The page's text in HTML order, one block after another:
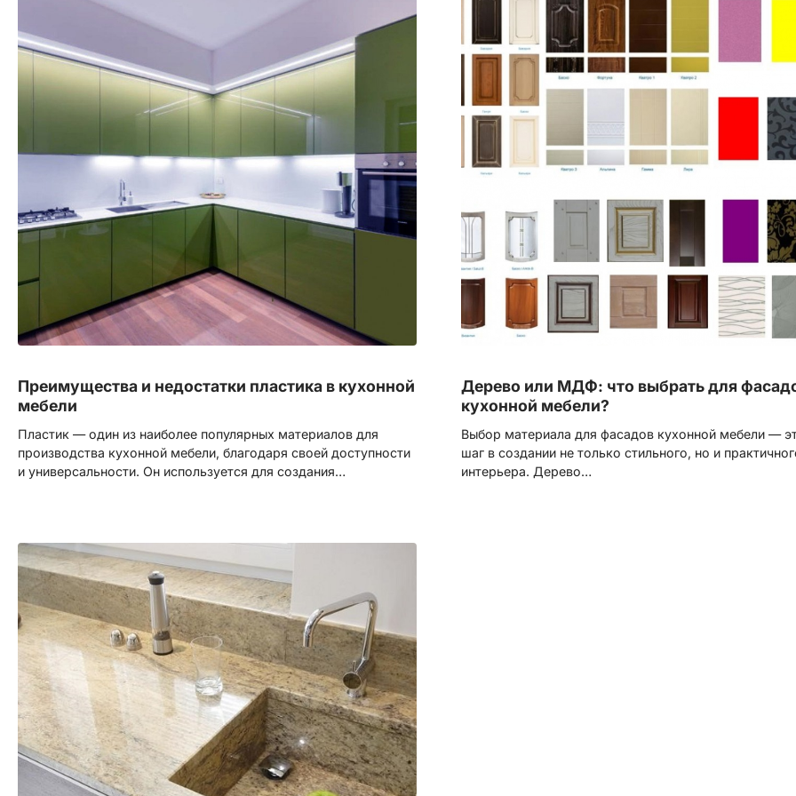
Преимущества и недостатки пластика в кухонной
мебели
Пластик — один из наиболее популярных материалов для
производства кухонной мебели, благодаря своей доступности
и универсальности. Он используется для создания…
Дерево или МДФ: что выбрать для
кухонной мебели?
Выбор материала для фасадов кухонной мебели —
шаг в создании не только стильного, но и
интерьера. Дерево…